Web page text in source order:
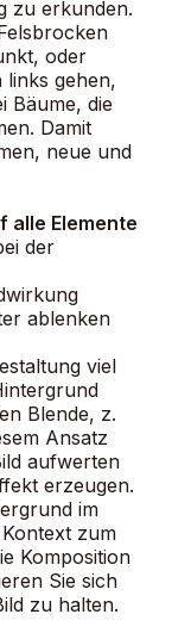
zu erkunden.
oder
links gehen,
Bäume, die
Damit
neue und
alle Elemente
der
ablenken
viel
Blende, z.
Ansatz
aufwerten
erzeugen.
im
zum
Komposition
Sie sich
zu halten.